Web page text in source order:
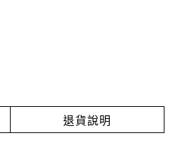
退貨說明